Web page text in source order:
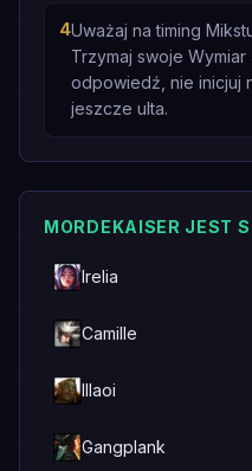
4Uważaj na timing
Trzymaj swoje Wymiar
odpowiedź, nie inicjuj
jeszcze ulta.
MORDEKAISER JEST
Irelia
Camille
Illaoi
Gangplank